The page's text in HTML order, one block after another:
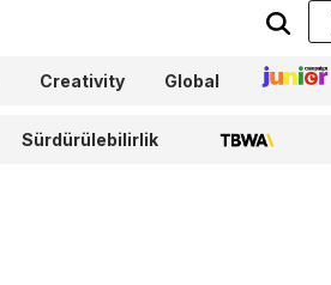
Creativity Global Junior
Sürdürülebilirlik TBWA